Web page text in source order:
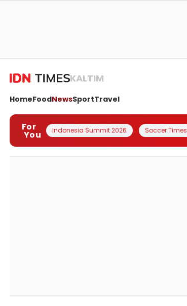
KALTIM
HomeFoodNewsSportTravel
For
You Indonesia Summit 2026 Soccer Times